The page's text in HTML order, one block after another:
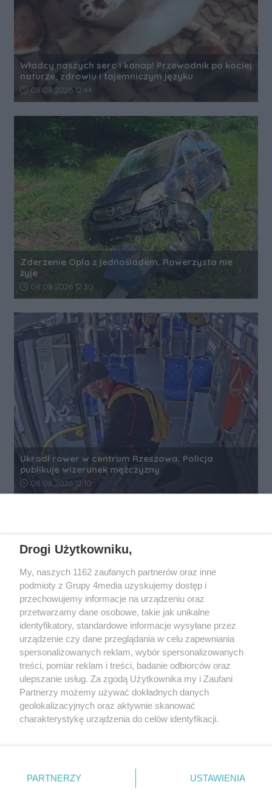
Władcy naszych serc i kanap! Przewodnik po kociej
naturze, zdrowiu i tajemniczym języku
Data dodania artykułu:
08.08.2026 12:44
Zderzenie Opla z jednośladem. Rowerzysta nie
żyje
Data dodania artykułu:
08.08.2026 12:30
Ukradł rower w centrum Rzeszowa. Policja
publikuje wizerunek mężczyzny
Data dodania artykułu:
08.08.2026 12:10
Wydawcą rzeszow-info.pljest:
FUNDACJA MEDIÓW NIEZALEŻNYCH LIBERTAS
ul. Kopernika 10, 35-002 Rzeszów
e-mail:redakcja@rzeszow-info.pl
Zasady dodawania i publikacji komentarzy
Drogi Użytkowniku,
My, naszych 1162 zaufanych partnerów oraz inne
podmioty z Grupy 4media uzyskujemy dostęp i
przechowujemy informacje na urządzeniu oraz
przetwarzamy dane osobowe, takie jak unikalne
identyfikatory, standardowe informacje wysyłane przez
urządzenie czy dane przeglądania w celu zapewniania
spersonalizowanych reklam, wybór spersonalizowanych
treści, pomiar reklam i treści, badanie odbiorców oraz
ulepszanie usług. Za zgodą Użytkownika my i Zaufani
Partnerzy możemy używać dokładnych danych
geolokalizacyjnych oraz aktywnie skanować
charakterystykę urządzenia do celów identyfikacji.
zmienić/wycofać klikając przycisk ustawień prywatności
znajdujący się w lewym dolnym rogu strony
. Niektóre
PARTNERZY USTAWIENIA